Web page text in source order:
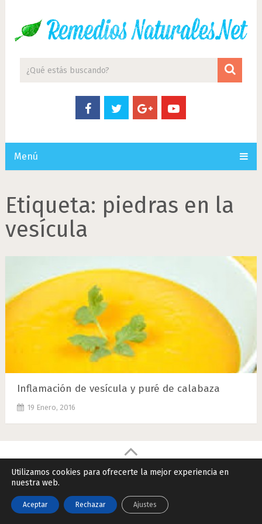
Menú
Etiqueta: piedras en la
vesícula
Inflamación de vesícula y puré de calabaza
19 Enero, 2016
Remedios Naturales.NetCopyright © 2026.
Contactar|
Utilizamos cookies para ofrecerte la mejor experiencia en
nuestra web.
Aceptar Rechazar Ajustes